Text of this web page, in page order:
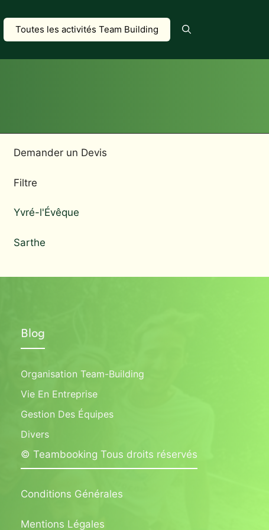
Toutes les activités Team Building
Demander un Devis
Filtre
Yvré-l'Évêque
Sarthe
Blog
Organisation Team-Building
Vie En Entreprise
Gestion Des Équipes
Divers
© Teambooking Tous droits réservés
Conditions Générales
Mentions Légales